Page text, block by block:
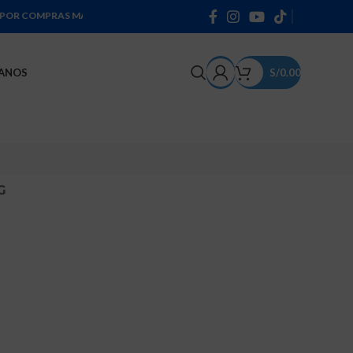
MAYORES A 300 SOLES * PRODUCTOS DE 100% ALGODÓN *
S/0.00